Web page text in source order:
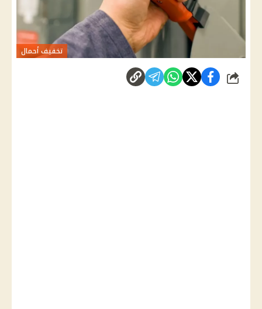
تخفيف أحمال
شارك